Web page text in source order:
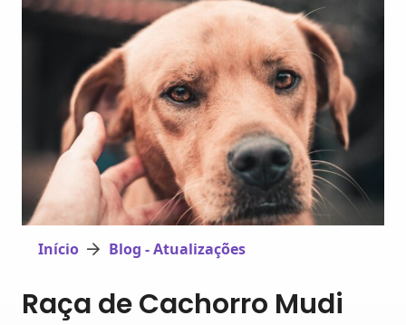
Início Blog - Atualizações
Raça de Cachorro Mudi